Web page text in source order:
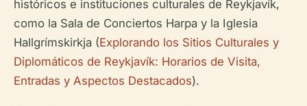
históricos e instituciones culturales de Reykjavík,
como la Sala de Conciertos Harpa y la Iglesia
Hallgrímskirkja (Explorando los Sitios Culturales y
Diplomáticos de Reykjavík: Horarios de Visita,
Entradas y Aspectos Destacados).